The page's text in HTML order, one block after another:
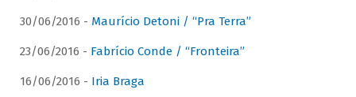
30/06/2016 - Maurício Detoni / “Pra Terra”
23/06/2016 - Fabrício Conde / “Fronteira”
16/06/2016 - Iria Braga